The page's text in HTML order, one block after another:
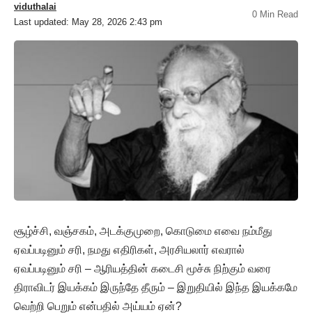
Last updated: May 28, 2026 2:43 pm
viduthalai
0 Min Read
சூழ்ச்சி, வஞ்சகம், அடக்குமுறை, கொடுமை எவை நம்மீது
ஏவப்படினும் சரி, நமது எதிரிகள், அரசியலார் எவரால்
ஏவப்படினும் சரி – ஆரியத்தின் கடைசி மூச்சு நிற்கும் வரை
திராவிடர் இயக்கம் இருந்தே தீரும் – இறுதியில் இந்த இயக்கமே
வெற்றி பெறும் என்பதில் அய்யம் ஏன்?